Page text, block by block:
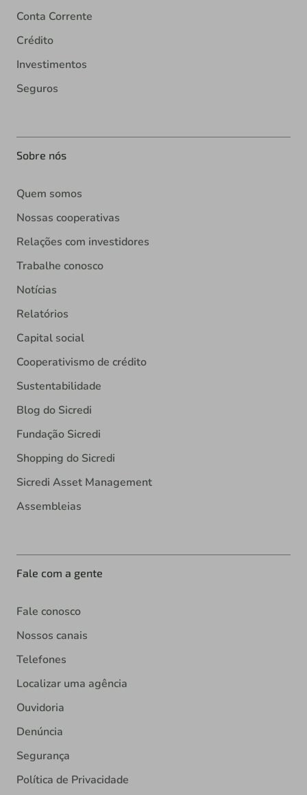
Conta Corrente
Crédito
Investimentos
Seguros
Sobre nós
Quem somos
Nossas cooperativas
Relações com investidores
Trabalhe conosco
Notícias
Relatórios
Capital social
Cooperativismo de crédito
Sustentabilidade
Blog do Sicredi
Fundação Sicredi
Shopping do Sicredi
Sicredi Asset Management
Assembleias
Fale com a gente
Fale conosco
Nossos canais
Telefones
Localizar uma agência
Ouvidoria
Denúncia
Segurança
Política de Privacidade